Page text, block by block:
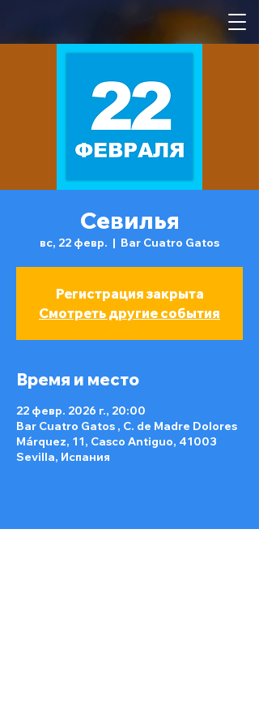
Севилья
вс, 22 февр.
  |
Bar Cuatro Gatos
Регистрация закрыта
Смотреть другие события
Время и место
22 февр. 2026 г., 20:00
Bar Cuatro Gatos , C. de Madre Dolores
Márquez, 11, Casco Antiguo, 41003
Sevilla, Испания